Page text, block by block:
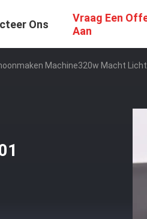
Ons
Vraag Een
Aan
Machine320w Macht